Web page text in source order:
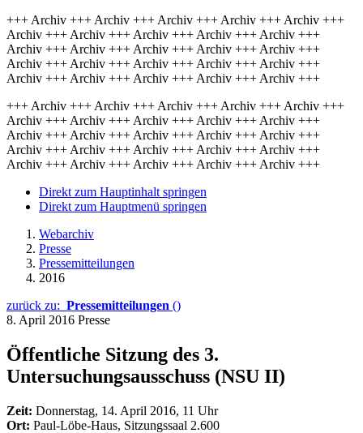
+++ Archiv +++ Archiv +++ Archiv +++ Archiv +++ Archiv +++
Archiv +++ Archiv +++ Archiv +++ Archiv +++ Archiv +++
Archiv +++ Archiv +++ Archiv +++ Archiv +++ Archiv +++
Archiv +++ Archiv +++ Archiv +++ Archiv +++ Archiv +++
Archiv +++ Archiv +++ Archiv +++ Archiv +++ Archiv +++
+++ Archiv +++ Archiv +++ Archiv +++ Archiv +++ Archiv +++
Archiv +++ Archiv +++ Archiv +++ Archiv +++ Archiv +++
Archiv +++ Archiv +++ Archiv +++ Archiv +++ Archiv +++
Archiv +++ Archiv +++ Archiv +++ Archiv +++ Archiv +++
Archiv +++ Archiv +++ Archiv +++ Archiv +++ Archiv +++
Direkt zum Hauptinhalt springen
Direkt zum Hauptmenü springen
Webarchiv
Presse
Pressemitteilungen
2016
zurück zu: Pressemitteilungen ()
8. April 2016 Presse
Öffentliche Sitzung des 3.
Untersuchungsausschuss (NSU II)
Zeit: Donnerstag, 14. April 2016, 11 Uhr
Ort: Paul-Löbe-Haus, Sitzungssaal 2.600